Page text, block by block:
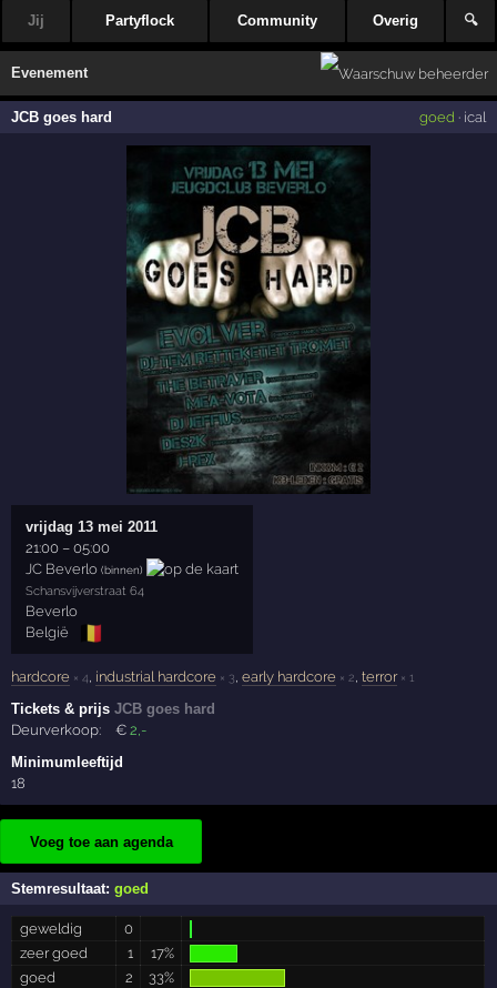
Jij Partyflock Community Overig 🔍
Evenement
JCB goes hard goed· ical
vrijdag 13 mei 2011
21:00 –05:00
JC Beverlo (binnen)
Schansvijverstraat 64
Beverlo
België
🇧🇪
hardcore × 4 industrial hardcore × 3 ,early hardcore × 2 ,terror × 1
Tickets & prijsJCB goes hard
Deurverkoop:
€2 ,-
Minimumleeftijd
18
Voeg toe aan agenda
Stemresultaat:goed
geweldig
0
zeer goed
1
17%
goed
2
33%